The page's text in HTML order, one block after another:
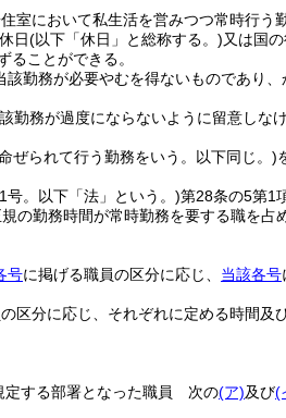
室において私生活を営みつつ常時行う
日(以下「休日」と総称する。)又は国
ることができる。
勤務が必要やむを得ないものであり
勤務が過度にならないように留意しな
ぜられて行う勤務をいう。以下同じ。)
号。以下「法」という。)第28条の5第1
の勤務時間が常時勤務を要する職を
号に掲げる職員の区分に応じ、 当該各号
区分に応じ、それぞれに定める時間及
定する部署となった職員 次の(ア)及び(